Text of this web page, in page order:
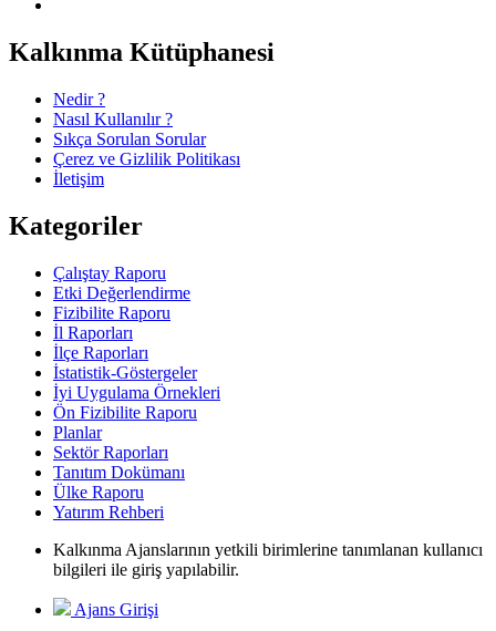
Kalkınma Kütüphanesi
Nedir ?
Nasıl Kullanılır ?
Sıkça Sorulan Sorular
Çerez ve Gizlilik Politikası
İletişim
Kategoriler
Çalıştay Raporu
Etki Değerlendirme
Fizibilite Raporu
İl Raporları
İlçe Raporları
İstatistik-Göstergeler
İyi Uygulama Örnekleri
Ön Fizibilite Raporu
Planlar
Sektör Raporları
Tanıtım Dokümanı
Ülke Raporu
Yatırım Rehberi
Kalkınma Ajanslarının yetkili birimlerine tanımlanan kullanıcı
bilgileri ile giriş yapılabilir.
Ajans Girişi